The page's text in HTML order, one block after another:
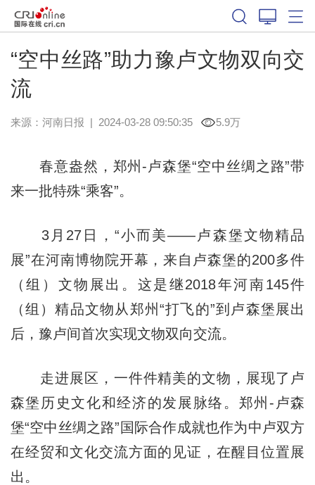
“空中丝路”助力豫卢文物双向交
流
来源： 河南日报 | 2024-03-28 09:50:35 5.9万
春意盎然，郑州-卢森堡“空中丝绸之路”带
来一批特殊“乘客”。
3月27日，“小而美——卢森堡文物精品
展”在河南博物院开幕，来自卢森堡的200多件
（组）文物展出。这是继2018年河南145件
（组）精品文物从郑州“打飞的”到卢森堡展出
后，豫卢间首次实现文物双向交流。
走进展区，一件件精美的文物，展现了卢
森堡历史文化和经济的发展脉络。郑州-卢森
堡“空中丝绸之路”国际合作成就也作为中卢双方
在经贸和文化交流方面的见证，在醒目位置展
出。